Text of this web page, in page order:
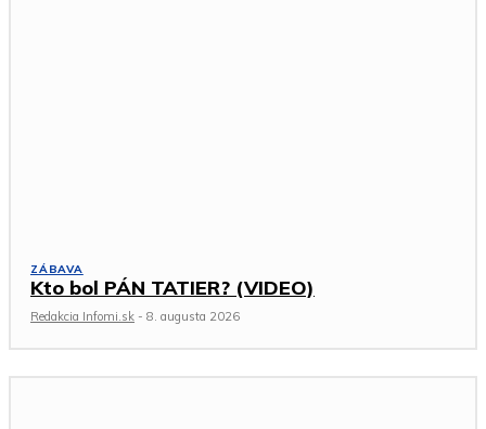
ZÁBAVA
Kto bol PÁN TATIER? (VIDEO)
Redakcia Infomi.sk - 8. augusta 2026